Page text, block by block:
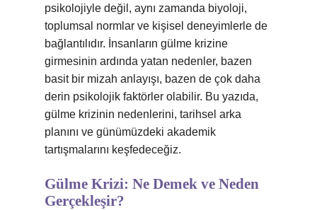
psikolojiyle değil, aynı zamanda biyoloji,
toplumsal normlar ve kişisel deneyimlerle de
bağlantılıdır. İnsanların gülme krizine
girmesinin ardında yatan nedenler, bazen
basit bir mizah anlayışı, bazen de çok daha
derin psikolojik faktörler olabilir. Bu yazıda,
gülme krizinin nedenlerini, tarihsel arka
planını ve günümüzdeki akademik
tartışmalarını keşfedeceğiz.
Gülme Krizi: Ne Demek ve Neden
Gerçekleşir?